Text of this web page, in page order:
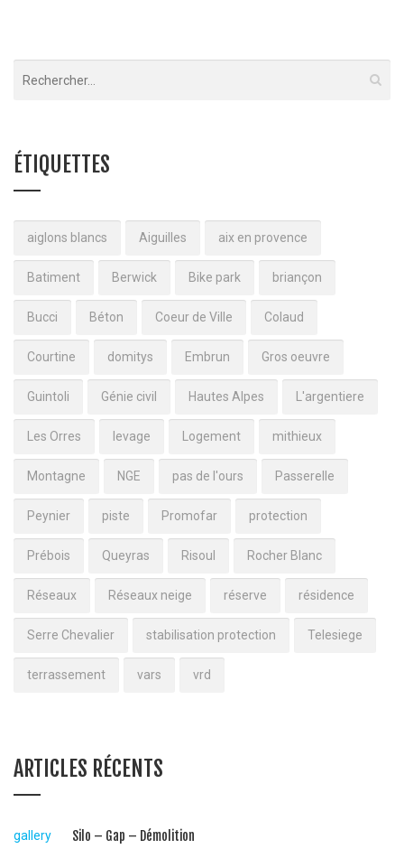
ÉTIQUETTES
aiglons blancs Aiguilles aix en provence
Batiment Berwick Bike park briançon
Bucci Béton Coeur de Ville Colaud
Courtine domitys Embrun Gros oeuvre
Guintoli Génie civil Hautes Alpes L'argentiere
Les Orres levage Logement mithieux
Montagne NGE pas de l'ours Passerelle
Peynier piste Promofar protection
Prébois Queyras Risoul Rocher Blanc
Réseaux Réseaux neige réserve résidence
Serre Chevalier stabilisation protection Telesiege
terrassement vars vrd
ARTICLES RÉCENTS
gallery Silo – Gap – Démolition